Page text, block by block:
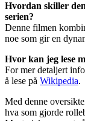
Hvordan skiller
serien?
Denne filmen
noe som gir en
Hvor kan jeg lese
For mer detaljert
å lese på Wikipedia.
Med denne
hva som gjorde